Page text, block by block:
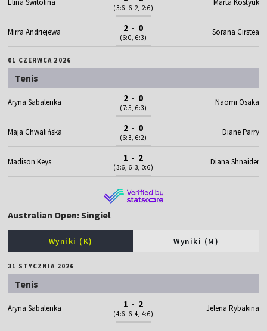
(3:6, 6:2, 2:6)
Mirra Andriejewa 2 - 0
(6:0, 6:3)
Sorana Cirstea
01 CZERWCA 2026
Tenis
Aryna Sabalenka 2 - 0
(7:5, 6:3)
Naomi Osaka
Maja Chwalińska 2 - 0
(6:3, 6:2)
Diane Parry
Madison Keys 1 - 2
(3:6, 6:3, 0:6)
Diana Shnaider
Australian Open: Singiel
Wyniki (K) Wyniki (M)
31 STYCZNIA 2026
Tenis
Aryna Sabalenka 1 - 2
(4:6, 6:4, 4:6)
Jelena Rybakina